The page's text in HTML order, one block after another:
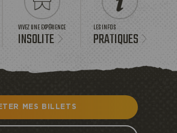
VIVEZ UNE EXPÉRIENCE
INSOLITE
LES INFOS
PRATIQUES
MES BILLETS